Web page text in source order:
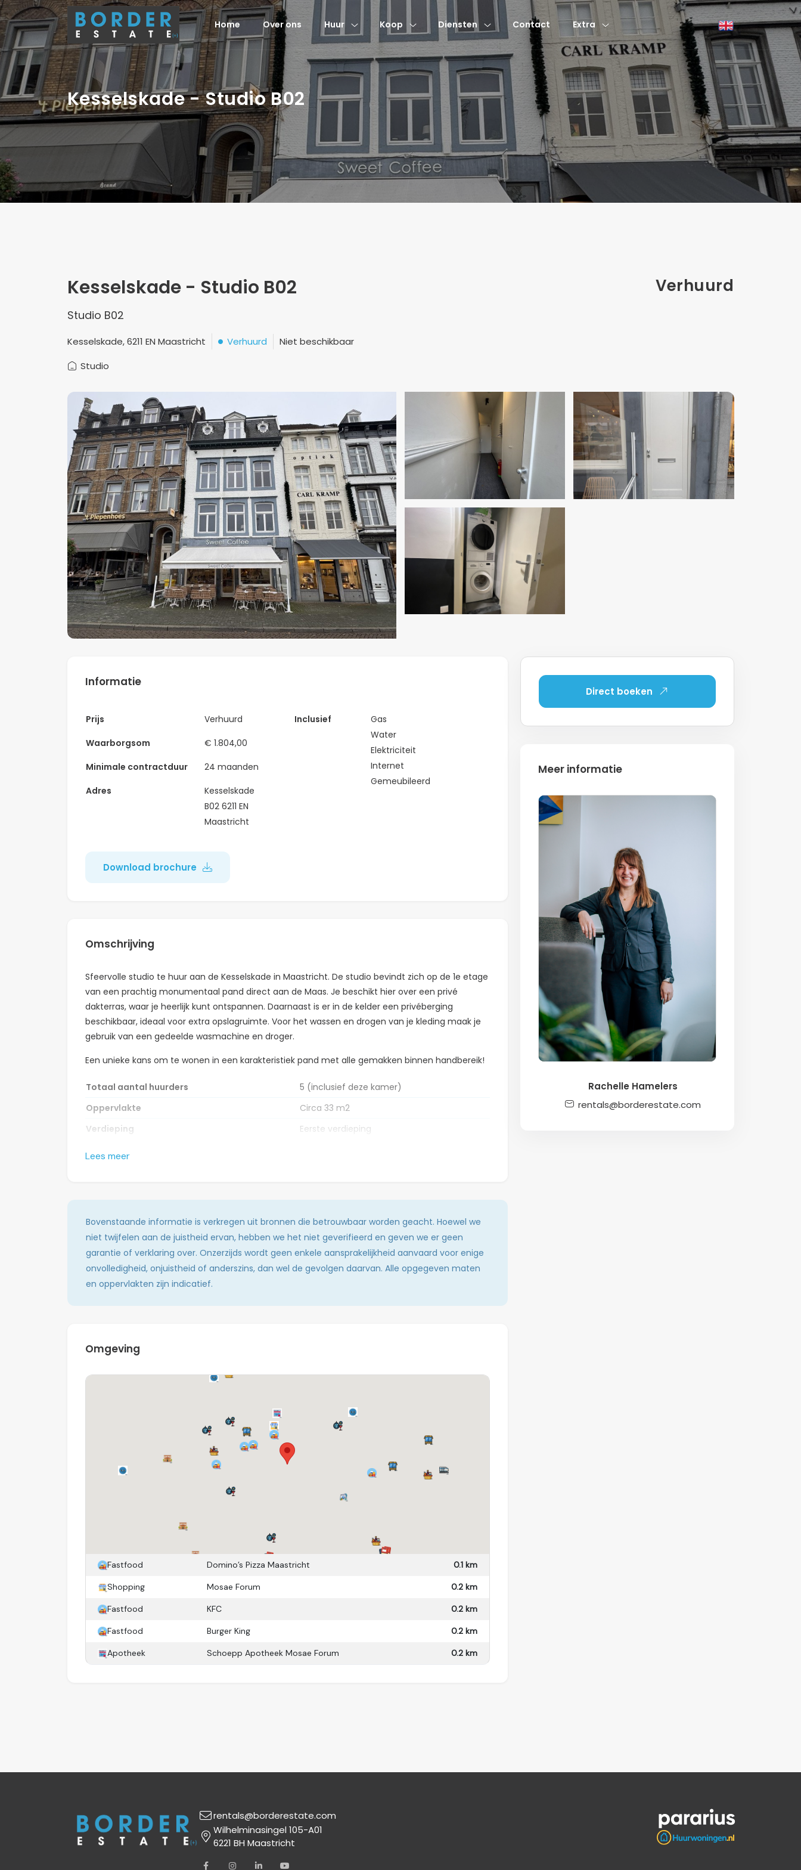
Home Over ons Huur Koop Diensten Contact Extra
Kesselskade - Studio B02
Kesselskade - Studio B02
Studio B02
Kesselskade, 6211 EN Maastricht Verhuurd
Niet beschikbaar
Studio
Verhuurd
Informatie
Prijs
Verhuurd
Waarborgsom
€ 1.804,00
Minimale contractduur
24 maanden
Adres
Kesselskade
B02 6211 EN
Maastricht
Inclusief
Gas
Water
Elektriciteit
Internet
Gemeubileerd
Download brochure
Omschrijving
Sfeervolle studio te huur aan de Kesselskade in Maastricht. De studio bevindt zich op de 1e etage
van een prachtig monumentaal pand direct aan de Maas. Je beschikt hier over een privé
dakterras, waar je heerlijk kunt ontspannen. Daarnaast is er in de kelder een privéberging
beschikbaar, ideaal voor extra opslagruimte. Voor het wassen en drogen van je kleding maak je
gebruik van een gedeelde wasmachine en droger.
Een unieke kans om te wonen in een karakteristiek pand met alle gemakken binnen handbereik!
Totaal aantal huurders
5 (inclusief deze kamer)
Oppervlakte
Circa 33 m2
Verdieping
Eerste verdieping
Interieur
Keuken(s)
1
Woonkamer
1
Wasmachine
1 (gedeeld)
Fietsenstalling
Lees meer
Bovenstaande informatie is verkregen uit bronnen die betrouwbaar worden geacht. Hoewel we
niet twijfelen aan de juistheid ervan, hebben we het niet geverifieerd en geven we er geen
garantie of verklaring over. Onzerzijds wordt geen enkele aansprakelijkheid aanvaard voor enige
onvolledigheid, onjuistheid of anderszins, dan wel de gevolgen daarvan. Alle opgegeven maten
en oppervlakten zijn indicatief.
Omgeving
Fastfood Domino’s Pizza Maastricht 0.1 km
Shopping Mosae Forum 0.2 km
Fastfood KFC 0.2 km
Fastfood Burger King 0.2 km
Apotheek Schoepp Apotheek Mosae Forum 0.2 km
Direct boeken
Meer informatie
Rachelle Hamelers
rentals@borderestate.com
rentals@borderestate.com
Wilhelminasingel 105-A01
6221 BH Maastricht